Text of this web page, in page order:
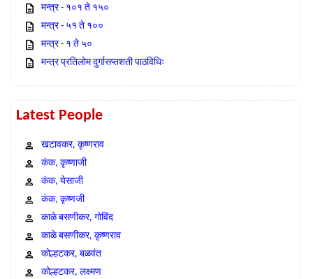
मन्त्र - १०१ ते १५०
मन्त्र - ५१ ते १००
मन्त्र - १ ते ५०
मन्त्र प्रतिलोम दुर्गासप्तशती पाठविधिः
Latest People
खटावकर, कृष्णराव
कंक, कृष्णाजी
कंक, येसाजी
कंक, कृष्णजी
काळे बसणीकर, गोविंद
काळे बसणीकर, कृष्णराव
कोल्हटकर, बळवंत
कोल्हटकर, लक्ष्मण